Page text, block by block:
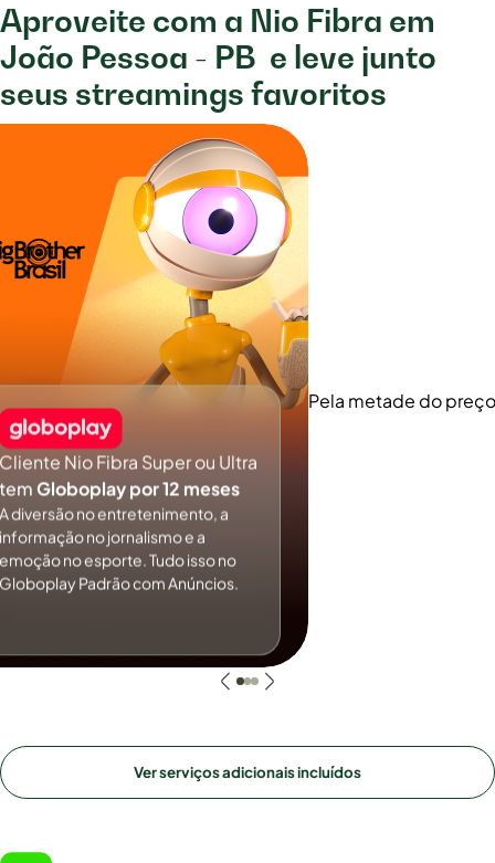
Aproveite com a Nio Fibra em
João Pessoa - PB e leve junto
seus streamings favoritos
Cliente Nio Fibra Super ou Ultra
temGloboplay por 12 meses
A diversão no entretenimento, a
informação no jornalismo e a
emoção no esporte. Tudo isso no
Globoplay Padrão com Anúncios.
Pela metade do preço
Ver serviços adicionais incluídos